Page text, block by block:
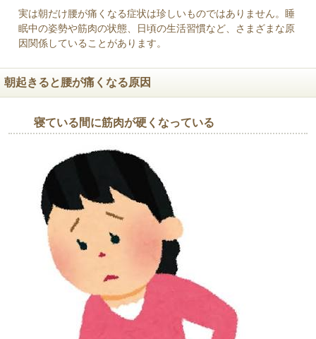
実は朝だけ腰が痛くなる症状は珍しいものではありません。睡
眠中の姿勢や筋肉の状態、日頃の生活習慣など、さまざまな原
因関係していることがあります。
朝起きると腰が痛くなる原因
寝ている間に筋肉が硬くなっている